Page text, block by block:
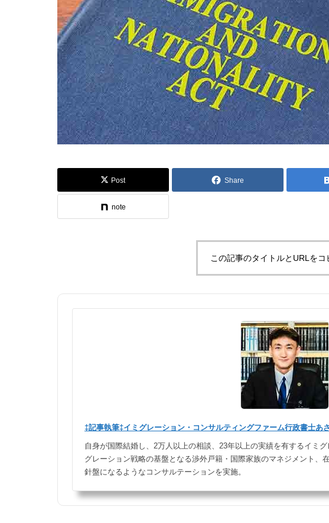
Post Share
note
この記事のタイトルとURLをコ
‡記事執筆‡イミグレーション・コンサルティングファーム行政書士あ
自身が国際結婚し、2万人以上の相談、23年以上の実績を有するイミ
グレーション戦略の基盤となる渉外戸籍・国際家族のマネジメント、
針盤になるようなコンサルテーションを実施。